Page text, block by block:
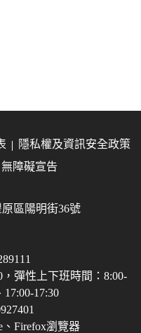
隱私權及資訊安全政策
無障礙宣告
區陽明街36號
，彈性上下班時間：8:00-
17:00-17:30
、Firefox瀏覽器